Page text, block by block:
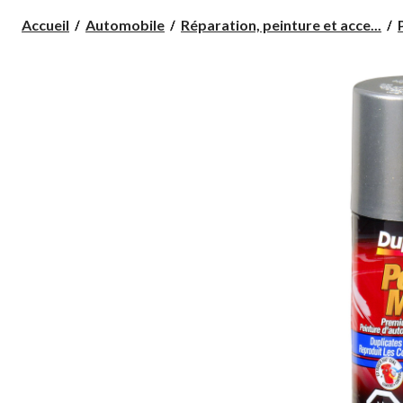
Accueil Automobile Réparation, peinture et acce...